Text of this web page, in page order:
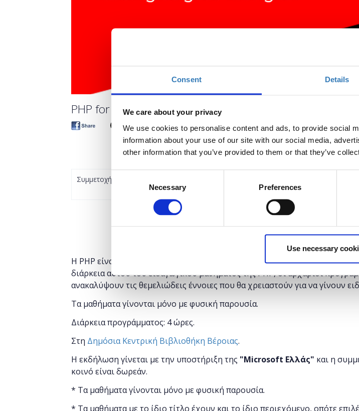
Consent Details
We care about your privacy
We use cookies to personalise content and ads, to provide social
information about your use of our site with our social media,
other information that you’ve provided to them or that they’ve
Necessary Preferences
Use necessary
PHP for Beginners. An Introduction to Modern
Συμμετοχή
Η PHP είναι μία γλώσσα server-side scripting σχεδιασμένη για web
διάρκεια αυτού του εισαγωγικού μαθήματος της PHP, οι αρχάριοι
ανακαλύψουν τις θεμελιώδεις έννοιες που θα χρειαστούν για να γίνουν
Τα μαθήματα γίνονται μόνο με φυσική παρουσία.
Διάρκεια προγράμματος: 4 ώρες.
Στη Δημόσια Κεντρική Βιβλιοθήκη Βέροιας.
Η εκδήλωση γίνεται με την υποστήριξη της "Microsoft Ελλάς" και η
κοινό είναι δωρεάν.
* Τα μαθήματα γίνονται μόνο με φυσική παρουσία.
* Τα μαθήματα με το ίδιο τίτλο έχουν και το ίδιο περιεχόμενο, οπότε